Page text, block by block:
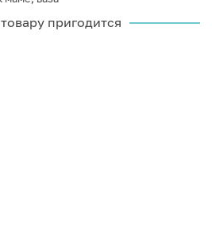
пригодится